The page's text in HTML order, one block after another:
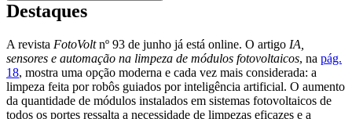
Destaques
A revista FotoVoltnº 93 de junho já está online. O artigo IA,
sensores e automação na limpeza de módulos fotovoltaicos, na pág.
18, mostra uma opção moderna e cada vez mais considerada: a
limpeza feita por robôs guiados por inteligência artificial. O aumento
da quantidade de módulos instalados em sistemas fotovoltaicos de
todos os portes ressalta a necessidade de limpezas eficazes e a